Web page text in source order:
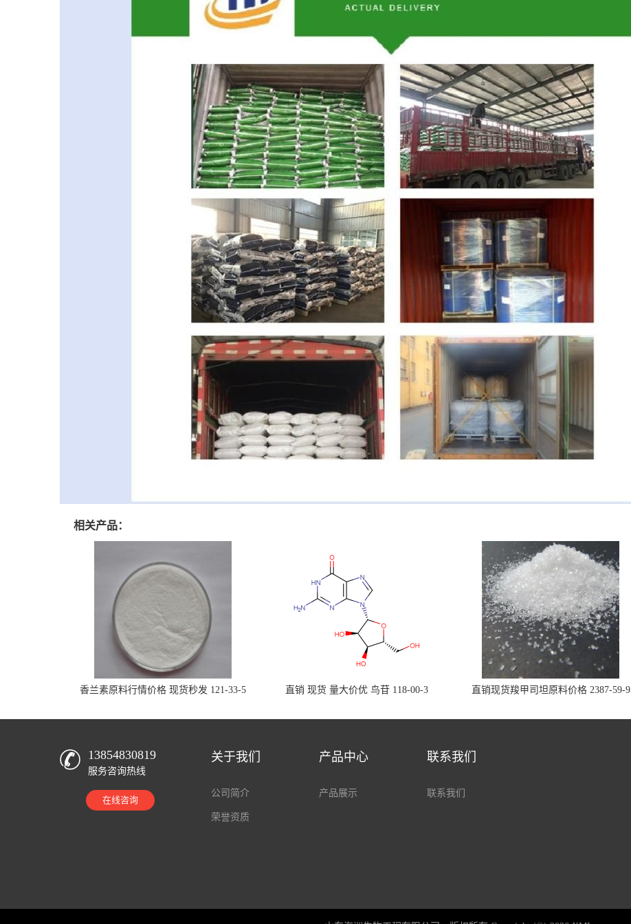
相关产品：
香兰素原料行情价格 现货秒发 121-33-5 直销 现货 量大价优 鸟苷 118-00-3 直销现货羧甲司坦原料价格 2387-59-9
13854830819
服务咨询热线
在线咨询
关于我们
公司简介
荣誉资质
产品中心
产品展示
联系我们
联系我们